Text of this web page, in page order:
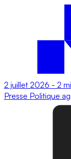
2 juillet 2026 - 2
Presse Politique